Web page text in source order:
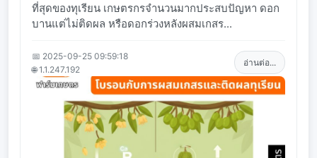
ที่สุดของทุเรียน เกษตรกรจำนวนมากประสบปัญหา ดอก
บานแต่ไม่ติดผล หรือดอกร่วงหลังผสมเกสร...
📅 2025-09-25 09:59:18
🌐 1.1.247.192
อ่านต่อ...